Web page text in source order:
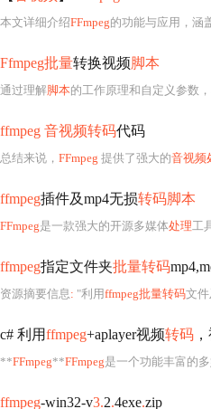
本文详细介绍FFmpeg的功能与应用，涵
Ffmpeg批量转换视频脚本
通过理解脚本的工作原理和自定义参数
ffmpeg 音视频转码代码
总结来说， FFmpeg 提供了强大的音视频
ffmpeg插件及mp4无损转码脚本
FFmpeg是一款强大的开源多媒体处理工
ffmpeg指定文件夹批量转码
资源摘要信息: "利用ffmpeg批量转码文
c# 利用ffmpeg+aplayer视频转码
**FFmpeg**FFmpeg是一个功能丰富的
ffmpeg-win32-v3.2.4exe.zip